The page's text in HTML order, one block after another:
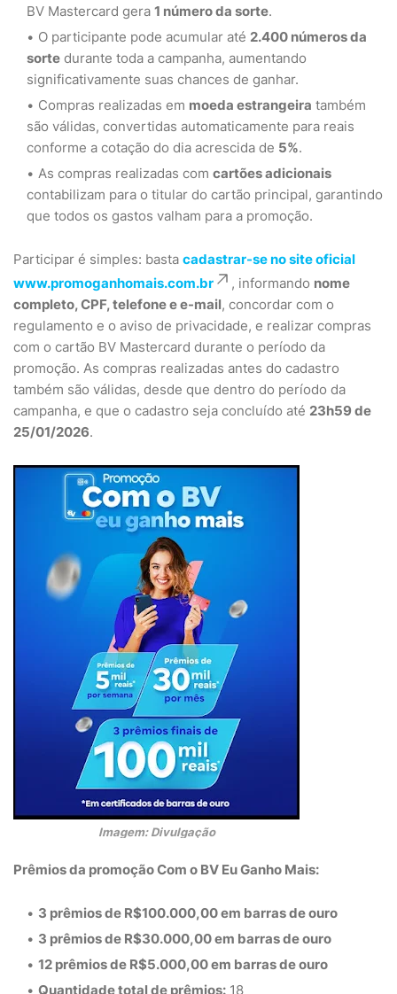
BV Mastercard gera 1 número da sorte.
O participante pode acumular até 2.400 números da
sorte durante toda a campanha, aumentando
significativamente suas chances de ganhar.
Compras realizadas em moeda estrangeira também
são válidas, convertidas automaticamente para reais
conforme a cotação do dia acrescida de 5%.
As compras realizadas com cartões adicionais
contabilizam para o titular do cartão principal, garantindo
que todos os gastos valham para a promoção.
Participar é simples: basta cadastrar-se no site oficial
www.promoganhomais.com.br
, informando nome
completo, CPF, telefone e e-mail, concordar com o
regulamento e o aviso de privacidade, e realizar compras
com o cartão BV Mastercard durante o período da
promoção. As compras realizadas antes do cadastro
também são válidas, desde que dentro do período da
campanha, e que o cadastro seja concluído até 23h59 de
25/01/2026.
Imagem: Divulgação
Prêmios da promoção Com o BV Eu Ganho Mais:
3 prêmios de R$100.000,00 em barras de ouro
3 prêmios de R$30.000,00 em barras de ouro
12 prêmios de R$5.000,00 em barras de ouro
Quantidade total de prêmios: 18